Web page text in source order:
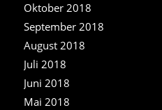
Oktober 2018
September 2018
August 2018
Juli 2018
Juni 2018
Mai 2018